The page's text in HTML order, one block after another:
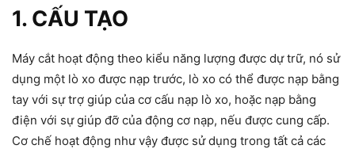
1. CẤU TẠO
Máy cắt hoạt động theo kiểu năng lượng được dự trữ, nó sử
dụng một lò xo được nạp trước, lò xo có thể được nạp bằng
tay với sự trợ giúp của cơ cấu nạp lò xo, hoặc nạp bằng
điện với sự giúp đỡ của động cơ nạp, nếu được cung cấp.
Cơ chế hoạt động như vậy được sử dụng trong tất cả các